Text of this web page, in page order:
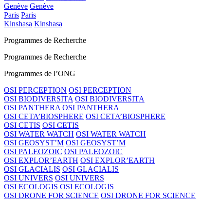
Genève Genève
Paris Paris
Kinshasa Kinshasa
Programmes de Recherche
Programmes de Recherche
Programmes de l’ONG
OSI PERCEPTION OSI PERCEPTION
OSI BIODIVERSITA OSI BIODIVERSITA
OSI PANTHERA OSI PANTHERA
OSI CETA’BIOSPHERE OSI CETA’BIOSPHERE
OSI CETIS OSI CETIS
OSI WATER WATCH OSI WATER WATCH
OSI GEOSYST’M OSI GEOSYST’M
OSI PALEOZOIC OSI PALEOZOIC
OSI EXPLOR’EARTH OSI EXPLOR’EARTH
OSI GLACIALIS OSI GLACIALIS
OSI UNIVERS OSI UNIVERS
OSI ECOLOGIS OSI ECOLOGIS
OSI DRONE FOR SCIENCE OSI DRONE FOR SCIENCE